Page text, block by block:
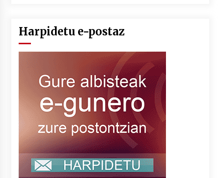
Harpidetu e-postaz